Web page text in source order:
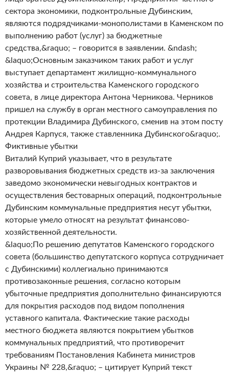
сектора экономики, подконтрольные Дубинским,
являются подрядчиками-монополистами в Каменском по
выполнению работ (услуг) за бюджетные
средства,&raquo; – говорится в заявлении. &ndash;
&laquo;Основным заказчиком таких работ и услуг
выступает департамент жилищно-коммунального
хозяйства и строительства Каменского городского
совета, в лице директора Антона Черникова. Черников
пришел на службу в орган местного самоуправления по
протекции Владимира Дубинского, сменив на этом посту
Андрея Карпуся, также ставленника Дубинского&raquo;.
Фиктивные убытки
Виталий Куприй указывает, что в результате
разворовывания бюджетных средств из-за заключения
заведомо экономически невыгодных контрактов и
осуществления бестоварных операций, подконтрольные
Дубинским коммунальные предприятия несут убытки,
которые умело относят на результат финансово-
хозяйственной деятельности.
&laquo;По решению депутатов Каменского городского
совета (большинство депутатского корпуса сотрудничает
с Дубинскими) коллегиально принимаются
противозаконные решения, согласно которым
убыточные предприятия дополнительно финансируются
для покрытия расходов под видом пополнения
уставного капитала. Фактические такие расходы
местного бюджета являются покрытием убытков
коммунальных предприятий, что противоречит
требованиям Постановления Кабинета министров
Украины № 228,&raquo; – цитирует Куприй текст